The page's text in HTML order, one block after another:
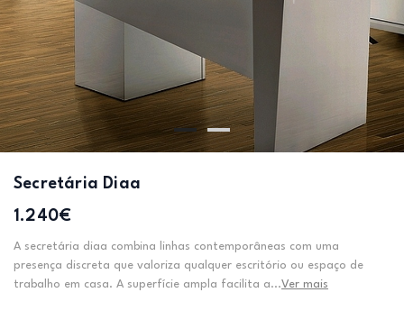
Secretária Diaa
1.240€
A secretária diaa combina linhas contemporâneas com uma
presença discreta que valoriza qualquer escritório ou espaço de
trabalho em casa. A superfície ampla facilita a...Ver mais